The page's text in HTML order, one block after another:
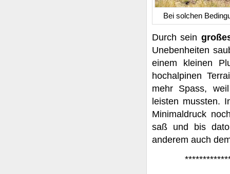
Bei solchen
Durch sein
Unebenheiten
einem kleinen
hochalpinen
mehr Spass,
leisten mussten.
Minimaldruck
saß und bis
anderem auch